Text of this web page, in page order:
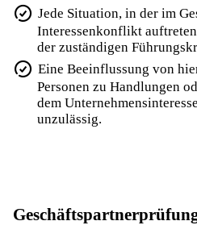
Jede Situation, in der im
Interessenkonflikt
der zuständigen
Eine Beeinflussung von
Personen zu Handlungen
dem
unzulässig.